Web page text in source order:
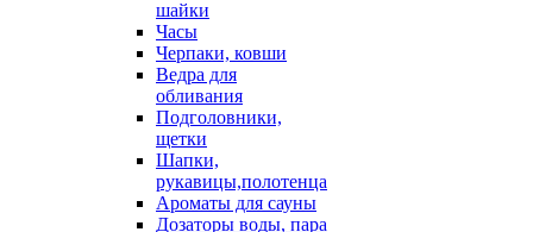
шайки
Часы
Черпаки, ковши
Ведра для
обливания
Подголовники,
щетки
Шапки,
рукавицы,полотенца
Ароматы для сауны
Дозаторы воды, пара